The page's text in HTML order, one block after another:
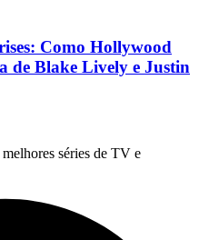
Como Hollywood
de Blake Lively e Justin
séries de TV e